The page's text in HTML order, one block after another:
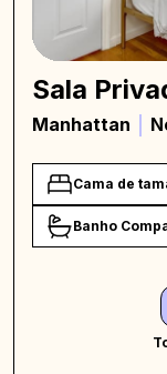
Sala
Manhattan
Cama de
Banho